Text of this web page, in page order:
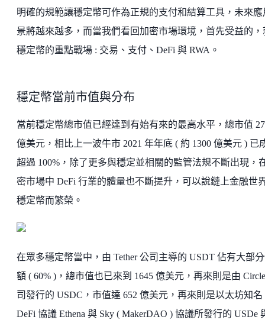
明確的規範讓穩定幣可作為正規的支付和結算工具，未來應
景將越來越多，而當我們看回加密市場環境，首先受益的，
穩定幣的重點戰場 : 交易、支付、DeFi 與 RWA。
穩定幣當前市值與分布
當前穩定幣總市值已經達到有始有來的最高水平，總市值
億美元，相比上一波牛市 2021 年年底 ( 約 1300 億美元 ) 已
超過 100%，除了更多與穩定並相關的監管法規不斷出現，
密市場中 DeFi 行業的體量也不斷提升，可以說鏈上金融世
穩定幣而繁榮。
在眾多穩定幣當中，由 Tether 公司主導的 USDT 佔有大部
額 ( 60% )，總市值也已來到 1645 億美元，再來則是由
司發行的 USDC，市值達 652 億美元，再來則是以太坊知名
DeFi 協議 Ethena 與 Sky ( MakerDAO ) 協議所發行的 USDe